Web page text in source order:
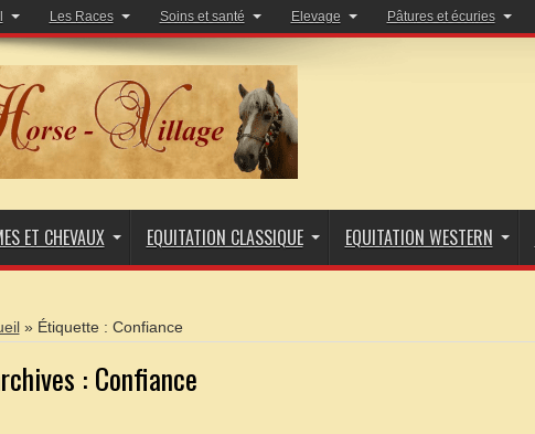
Les Races Soins et santé Elevage Pâtures et écuries
ET CHEVAUX EQUITATION CLASSIQUE EQUITATION WESTERN
» Étiquette : Confiance
: Confiance